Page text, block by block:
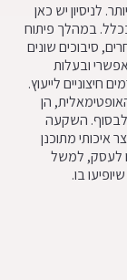
לניסיון יש כאן
במהלך פיתוח
סיבוכים שונים
ובעלות
חיצוניים לייעוץ.
הן
לבסוף. השקעה
איכותי מתוכנן
לעסק, למשל
בו.